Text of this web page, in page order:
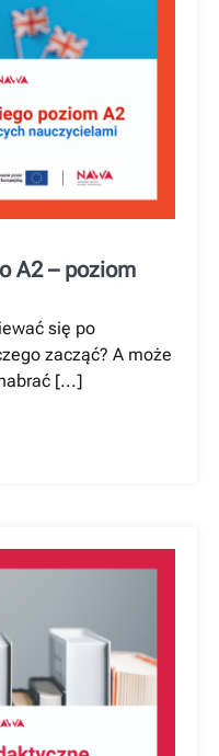
A2 – poziom
się po
zacząć? A może
[...]